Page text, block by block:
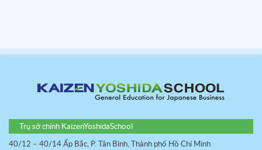
Trụ sở chính KaizenYoshidaSchool
40/12 – 40/14 Ấp Bắc, P. Tân Bình, Thành phố Hồ Chí Minh